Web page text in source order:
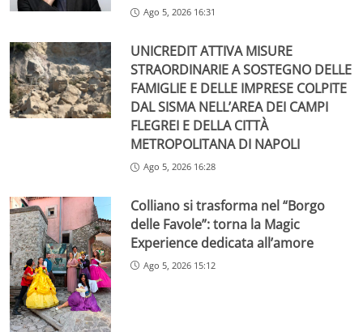
Ago 5, 2026 16:31
UNICREDIT ATTIVA MISURE
STRAORDINARIE A SOSTEGNO DELLE
FAMIGLIE E DELLE IMPRESE COLPITE
DAL SISMA NELL’AREA DEI CAMPI
FLEGREI E DELLA CITTÀ
METROPOLITANA DI NAPOLI
Ago 5, 2026 16:28
Colliano si trasforma nel “Borgo
delle Favole”: torna la Magic
Experience dedicata all’amore
Ago 5, 2026 15:12